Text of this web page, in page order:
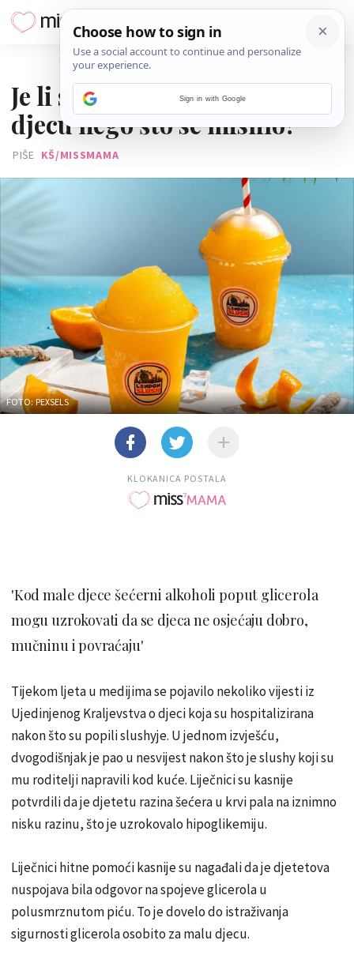
Je li slushy opasniji za malu
djecu nego što se mislilo?
PIŠE KŠ/MISSMAMA
FOTO: PEXSELS
KLOKANICA POSTALA
'Kod male djece šećerni alkoholi poput glicerola
mogu uzrokovati da se djeca ne osjećaju dobro,
mučninu i povraćaju'
Tijekom ljeta u medijima se pojavilo nekoliko vijesti iz
Ujedinjenog Kraljevstva o djeci koja su hospitalizirana
nakon što su popili slushyje. U jednom izvješću,
dvogodišnjak je pao u nesvijest nakon što je slushy koji su
mu roditelji napravili kod kuće. Liječnici su kasnije
potvrdili da je djetetu razina šećera u krvi pala na iznimno
nisku razinu, što je uzrokovalo hipoglikemiju.
Liječnici hitne pomoći kasnije su nagađali da je djetetova
nuspojava bila odgovor na spojeve glicerola u
polusmrznutom piću. To je dovelo do istraživanja
sigurnosti glicerola osobito za malu djecu.
Sign in with Google